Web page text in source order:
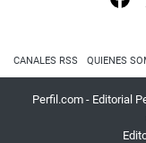
CANALES RSS QUIENES
Perfil.com - Editorial